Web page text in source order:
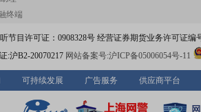
终端
节目许可证：0908328号 经营证券期货业务许可证编
:沪B2-20070217 网站备案号:沪ICP备05006054号-11
可持续发展 广告服务 供应商平台